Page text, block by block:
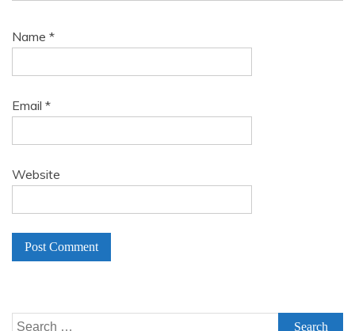
Name *
Email *
Website
l
Search